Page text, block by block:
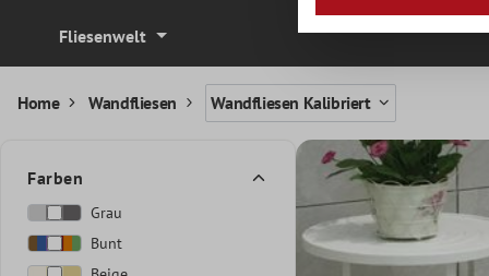
Fliesenwelt
Home Wandfliesen Wandfliesen Kalibriert
Farben
Grau
Bunt